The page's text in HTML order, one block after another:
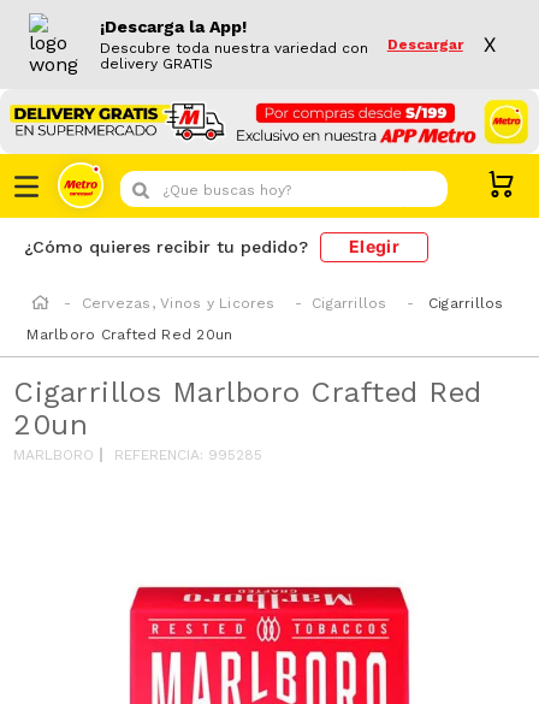
¡Descarga la App!
Descubre toda nuestra variedad con
delivery GRATIS
Descargar X
¿Que buscas hoy?
¿Cómo quieres recibir tu pedido? Elegir
Cervezas, Vinos y Licores Cigarrillos
Cigarrillos
Marlboro Crafted Red 20un
Cigarrillos Marlboro Crafted Red
20un
MARLBORO REFERENCIA: 995285